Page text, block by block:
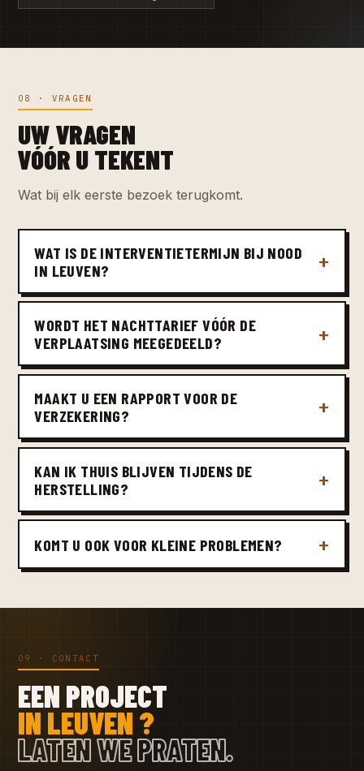
08 · VRAGEN
UW VRAGEN
VÓÓR U TEKENT
Wat bij elk eerste bezoek terugkomt.
WAT IS DE INTERVENTIETERMIJN BIJ NOOD
IN LEUVEN?
WORDT HET NACHTTARIEF VÓÓR DE
VERPLAATSING MEEGEDEELD?
MAAKT U EEN RAPPORT VOOR DE
VERZEKERING?
KAN IK THUIS BLIJVEN TIJDENS DE
HERSTELLING?
KOMT U OOK VOOR KLEINE PROBLEMEN?
09 · CONTACT
EEN PROJECT
IN LEUVEN ?
LATEN WE PRATEN.